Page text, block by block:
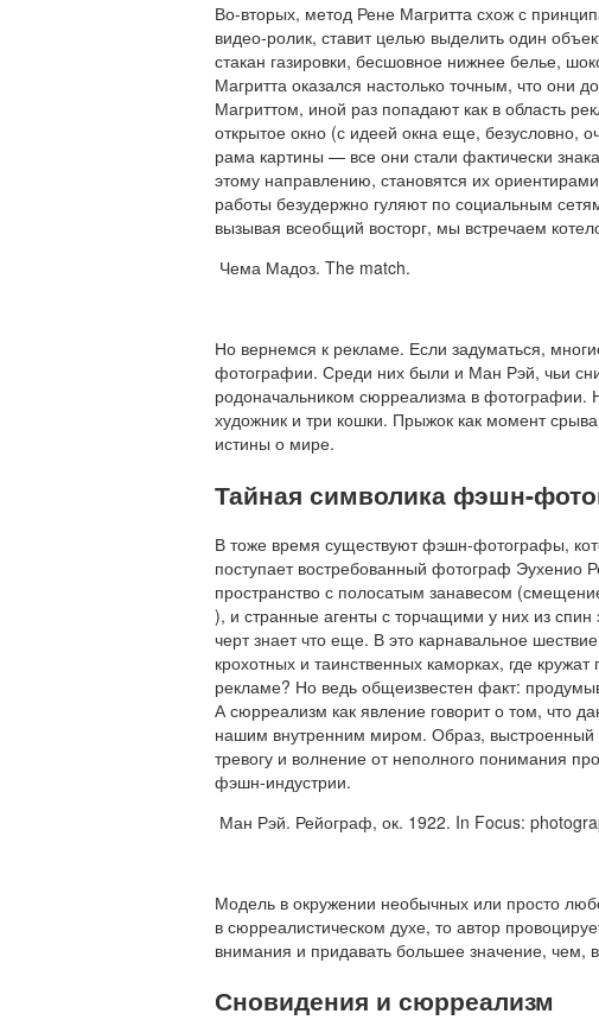
Во-вторых, метод Рене Магритта схож с
видео-ролик, ставит целью выделить один
стакан газировки, бесшовное нижнее белье,
Магритта оказался настолько точным, что они
Магриттом, иной раз попадают как в область
открытое окно (с идеей окна еще, безусловно,
рама картины — все они стали фактически
этому направлению, становятся их
работы безудержно гуляют по социальным
вызывая всеобщий восторг, мы встречаем
Чема Мадоз. The match.
Но вернемся к рекламе. Если задуматься,
фотографии. Среди них были и Ман Рэй, чьи
родоначальником сюрреализма в фотографии.
художник и три кошки. Прыжок как момент
истины о мире.
Тайная символика фэшн-
В тоже время существуют фэшн-фотографы,
поступает востребованный фотограф Эухенио
пространство с полосатым занавесом
), и странные агенты с торчащими у них из
черт знает что еще. В это карнавальное
крохотных и таинственных каморках, где
рекламе? Но ведь общеизвестен факт:
А сюрреализм как явление говорит о том, что
нашим внутренним миром. Образ, выстроенный
тревогу и волнение от неполного понимания
фэшн-индустрии.
Ман Рэй. Рейограф, ок. 1922. In Focus:
Модель в окружении необычных или просто
в сюрреалистическом духе, то автор
внимания и придавать большее значение, чем,
Сновидения и сюрреализм